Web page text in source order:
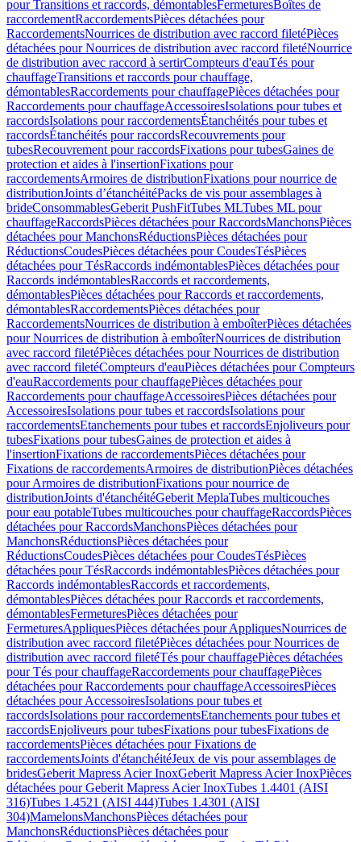
pour Transitions et raccords, démontablesFermeturesBoîtes de
raccordementRaccordementsPièces détachées pour
RaccordementsNourrices de distribution avec raccord filetéPièces
détachées pour Nourrices de distribution avec raccord filetéNourrice
de distribution avec raccord à sertirCompteurs d'eauTés pour
chauffageTransitions et raccords pour chauffage,
démontablesRaccordements pour chauffagePièces détachées pour
Raccordements pour chauffageAccessoiresIsolations pour tubes et
raccordsIsolations pour raccordementsÉtanchéités pour tubes et
raccordsÉtanchéités pour raccordsRecouvrements pour
tubesRecouvrement pour raccordsFixations pour tubesGaines de
protection et aides à l'insertionFixations pour
raccordementsArmoires de distributionFixations pour nourrice de
distributionJoints d’étanchéitéPacks de vis pour assemblages à
brideConsommablesGeberit PushFitTubes MLTubes ML pour
chauffageRaccordsPièces détachées pour RaccordsManchonsPièces
détachées pour ManchonsRéductionsPièces détachées pour
RéductionsCoudesPièces détachées pour CoudesTésPièces
détachées pour TésRaccords indémontablesPièces détachées pour
Raccords indémontablesRaccords et raccordements,
démontablesPièces détachées pour Raccords et raccordements,
démontablesRaccordementsPièces détachées pour
RaccordementsNourrices de distribution à emboîterPièces détachées
pour Nourrices de distribution à emboîterNourrices de distribution
avec raccord filetéPièces détachées pour Nourrices de distribution
avec raccord filetéCompteurs d'eauPièces détachées pour Compteurs
d'eauRaccordements pour chauffagePièces détachées pour
Raccordements pour chauffageAccessoiresPièces détachées pour
AccessoiresIsolations pour tubes et raccordsIsolations pour
raccordementsEtanchements pour tubes et raccordsEnjoliveurs pour
tubesFixations pour tubesGaines de protection et aides à
l'insertionFixations de raccordementsPièces détachées pour
Fixations de raccordementsArmoires de distributionPièces détachées
pour Armoires de distributionFixations pour nourrice de
distributionJoints d'étanchéitéGeberit MeplaTubes multicouches
pour eau potableTubes multicouches pour chauffageRaccordsPièces
détachées pour RaccordsManchonsPièces détachées pour
ManchonsRéductionsPièces détachées pour
RéductionsCoudesPièces détachées pour CoudesTésPièces
détachées pour TésRaccords indémontablesPièces détachées pour
Raccords indémontablesRaccords et raccordements,
démontablesPièces détachées pour Raccords et raccordements,
démontablesFermeturesPièces détachées pour
FermeturesAppliquesPièces détachées pour AppliquesNourrices de
distribution avec raccord filetéPièces détachées pour Nourrices de
distribution avec raccord filetéTés pour chauffagePièces détachées
pour Tés pour chauffageRaccordements pour chauffagePièces
détachées pour Raccordements pour chauffageAccessoiresPièces
détachées pour AccessoiresIsolations pour tubes et
raccordsIsolations pour raccordementsEtanchements pour tubes et
raccordsEnjoliveurs pour tubesFixations pour tubesFixations de
raccordementsPièces détachées pour Fixations de
raccordementsJoints d'étanchéitéJeux de vis pour assemblages de
bridesGeberit Mapress Acier InoxGeberit Mapress Acier InoxPièces
détachées pour Geberit Mapress Acier InoxTubes 1.4401 (AISI
316)Tubes 1.4521 (AISI 444)Tubes 1.4301 (AISI
304)MamelonsManchonsPièces détachées pour
ManchonsRéductionsPièces détachées pour